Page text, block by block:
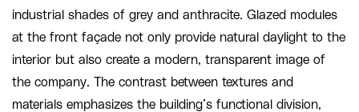
industrial shades of grey and anthracite. Glazed modules
at the front façade not only provide natural daylight to the
interior but also create a modern, transparent image of
the company. The contrast between textures and
materials emphasizes the building’s functional division,